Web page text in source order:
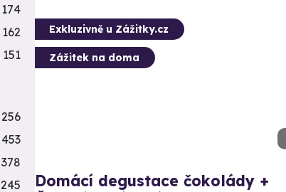
Exkluzivně u Zážitky.cz
Zážitek na doma
Domácí degustace čokolády +
174
162
151
256
453
378
245